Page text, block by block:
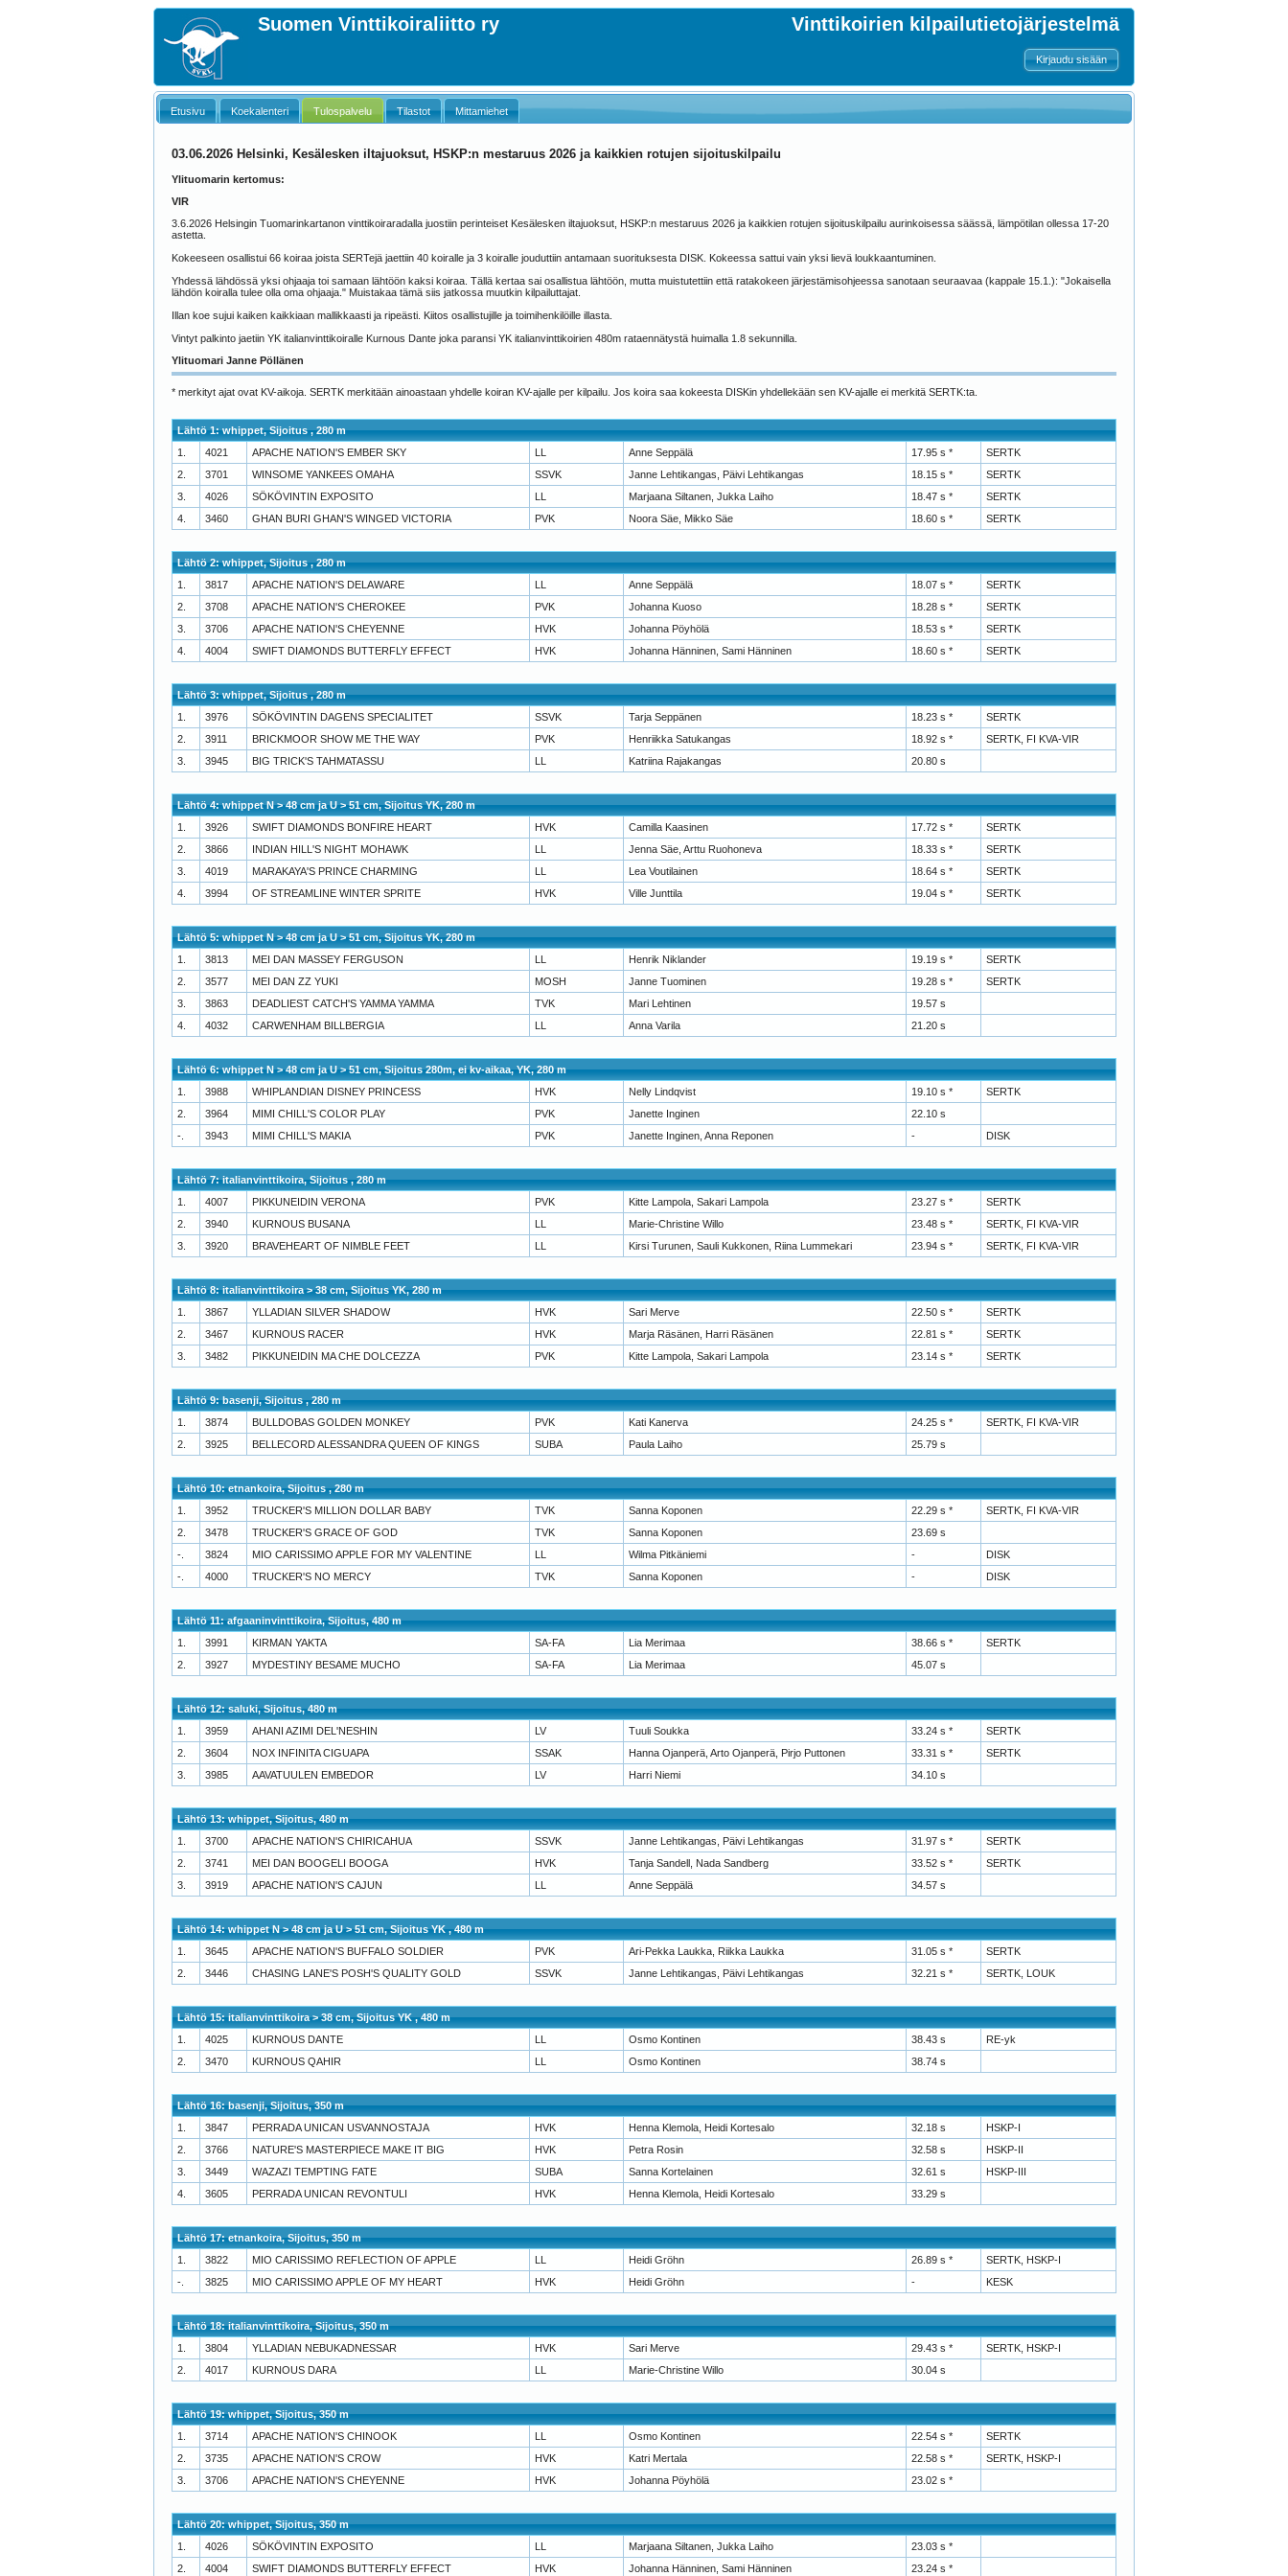
Suomen Vinttikoiraliitto ry Vinttikoirien kilpailutietojärjestelmä
Kirjaudu sisään
Etusivu Koekalenteri Tulospalvelu Tilastot Mittamiehet
03.06.2026 Helsinki, Kesälesken iltajuoksut, HSKP:n mestaruus 2026 ja kaikkien rotujen sijoituskilpailu
Ylituomarin kertomus:
VIR
3.6.2026 Helsingin Tuomarinkartanon vinttikoiraradalla juostiin perinteiset Kesälesken iltajuoksut, HSKP:n mestaruus 2026 ja kaikkien rotujen sijoituskilpailu aurinkoisessa säässä, lämpötilan ollessa 17-20
astetta.
Kokeeseen osallistui 66 koiraa joista SERTejä jaettiin 40 koiralle ja 3 koiralle jouduttiin antamaan suorituksesta DISK. Kokeessa sattui vain yksi lievä loukkaantuminen.
Yhdessä lähdössä yksi ohjaaja toi samaan lähtöön kaksi koiraa. Tällä kertaa sai osallistua lähtöön, mutta muistutettiin että ratakokeen järjestämisohjeessa sanotaan seuraavaa (kappale 15.1.): "Jokaisella
lähdön koiralla tulee olla oma ohjaaja." Muistakaa tämä siis jatkossa muutkin kilpailuttajat.
Illan koe sujui kaiken kaikkiaan mallikkaasti ja ripeästi. Kiitos osallistujille ja toimihenkilöille illasta.
Vintyt palkinto jaetiin YK italianvinttikoiralle Kurnous Dante joka paransi YK italianvinttikoirien 480m rataennätystä huimalla 1.8 sekunnilla.
Ylituomari Janne Pöllänen
* merkityt ajat ovat KV-aikoja. SERTK merkitään ainoastaan yhdelle koiran KV-ajalle per kilpailu. Jos koira saa kokeesta DISKin yhdellekään sen KV-ajalle ei merkitä SERTK:ta.
Lähtö 1: whippet, Sijoitus , 280 m
1.
4021 APACHE NATION'S EMBER SKY LL Anne Seppälä 17.95 s *
SERTK
2.
3701 WINSOME YANKEES OMAHA SSVK Janne Lehtikangas, Päivi Lehtikangas 18.15 s *
SERTK
3.
4026 SÖKÖVINTIN EXPOSITO LL Marjaana Siltanen, Jukka Laiho 18.47 s *
SERTK
4.
3460 GHAN BURI GHAN'S WINGED VICTORIA PVK Noora Säe, Mikko Säe 18.60 s * SERTK
Lähtö 2: whippet, Sijoitus , 280 m
1.
3817 APACHE NATION'S DELAWARE LL Anne Seppälä 18.07 s *
SERTK
2.
3708 APACHE NATION'S CHEROKEE PVK Johanna Kuoso 18.28 s *
SERTK
3.
3706 APACHE NATION'S CHEYENNE HVK Johanna Pöyhölä 18.53 s *
SERTK
4.
4004 SWIFT DIAMONDS BUTTERFLY EFFECT HVK Johanna Hänninen, Sami Hänninen 18.60 s * SERTK
Lähtö 3: whippet, Sijoitus , 280 m
1.
3976 SÖKÖVINTIN DAGENS SPECIALITET SSVK Tarja Seppänen 18.23 s *
SERTK
2.
3911 BRICKMOOR SHOW ME THE WAY PVK Henriikka Satukangas 18.92 s *
SERTK, FI KVA-VIR
3.
3945 BIG TRICK'S TAHMATASSU LL Katriina Rajakangas 20.80 s
Lähtö 4: whippet N > 48 cm ja U > 51 cm, Sijoitus YK, 280 m
1.
3926 SWIFT DIAMONDS BONFIRE HEART HVK Camilla Kaasinen 17.72 s *
SERTK
2.
3866 INDIAN HILL'S NIGHT MOHAWK LL Jenna Säe, Arttu Ruohoneva 18.33 s *
SERTK
3.
4019 MARAKAYA'S PRINCE CHARMING LL Lea Voutilainen 18.64 s *
SERTK
4.
3994 OF STREAMLINE WINTER SPRITE HVK Ville Junttila 19.04 s * SERTK
Lähtö 5: whippet N > 48 cm ja U > 51 cm, Sijoitus YK, 280 m
1.
3813 MEI DAN MASSEY FERGUSON LL Henrik Niklander 19.19 s *
SERTK
2.
3577 MEI DAN ZZ YUKI MOSH Janne Tuominen 19.28 s *
SERTK
3.
3863 DEADLIEST CATCH'S YAMMA YAMMA TVK Mari Lehtinen
19.57 s
4.
4032 CARWENHAM BILLBERGIA LL Anna Varila 21.20 s
Lähtö 6: whippet N > 48 cm ja U > 51 cm, Sijoitus 280m, ei kv-aikaa, YK, 280 m
1.
3988 WHIPLANDIAN DISNEY PRINCESS HVK Nelly Lindqvist 19.10 s *
SERTK
2.
3964 MIMI CHILL'S COLOR PLAY PVK Janette Inginen
22.10 s
-.
3943 MIMI CHILL'S MAKIA PVK Janette Inginen, Anna Reponen - DISK
Lähtö 7: italianvinttikoira, Sijoitus , 280 m
1.
4007 PIKKUNEIDIN VERONA PVK Kitte Lampola, Sakari Lampola 23.27 s *
SERTK
2.
3940 KURNOUS BUSANA LL Marie-Christine Willo 23.48 s *
SERTK, FI KVA-VIR
3.
3920 BRAVEHEART OF NIMBLE FEET LL Kirsi Turunen, Sauli Kukkonen, Riina Lummekari 23.94 s * SERTK, FI KVA-VIR
Lähtö 8: italianvinttikoira > 38 cm, Sijoitus YK, 280 m
1.
3867 YLLADIAN SILVER SHADOW HVK Sari Merve 22.50 s *
SERTK
2.
3467 KURNOUS RACER HVK Marja Räsänen, Harri Räsänen 22.81 s *
SERTK
3.
3482 PIKKUNEIDIN MA CHE DOLCEZZA PVK Kitte Lampola, Sakari Lampola 23.14 s * SERTK
Lähtö 9: basenji, Sijoitus , 280 m
1.
3874 BULLDOBAS GOLDEN MONKEY PVK Kati Kanerva 24.25 s *
SERTK, FI KVA-VIR
2.
3925 BELLECORD ALESSANDRA QUEEN OF KINGS SUBA Paula Laiho 25.79 s
Lähtö 10: etnankoira, Sijoitus , 280 m
1.
3952 TRUCKER'S MILLION DOLLAR BABY TVK Sanna Koponen 22.29 s *
SERTK, FI KVA-VIR
2.
3478 TRUCKER'S GRACE OF GOD TVK Sanna Koponen
23.69 s
-.
3824 MIO CARISSIMO APPLE FOR MY VALENTINE LL Wilma Pitkäniemi -
DISK
-.
4000 TRUCKER'S NO MERCY TVK Sanna Koponen - DISK
Lähtö 11: afgaaninvinttikoira, Sijoitus, 480 m
1.
3991 KIRMAN YAKTA SA-FA Lia Merimaa 38.66 s *
SERTK
2.
3927 MYDESTINY BESAME MUCHO SA-FA Lia Merimaa 45.07 s
Lähtö 12: saluki, Sijoitus, 480 m
1.
3959 AHANI AZIMI DEL'NESHIN LV Tuuli Soukka 33.24 s *
SERTK
2.
3604 NOX INFINITA CIGUAPA SSAK Hanna Ojanperä, Arto Ojanperä, Pirjo Puttonen 33.31 s *
SERTK
3.
3985 AAVATUULEN EMBEDOR LV Harri Niemi 34.10 s
Lähtö 13: whippet, Sijoitus, 480 m
1.
3700 APACHE NATION'S CHIRICAHUA SSVK Janne Lehtikangas, Päivi Lehtikangas 31.97 s *
SERTK
2.
3741 MEI DAN BOOGELI BOOGA HVK Tanja Sandell, Nada Sandberg 33.52 s *
SERTK
3.
3919 APACHE NATION'S CAJUN LL Anne Seppälä 34.57 s
Lähtö 14: whippet N > 48 cm ja U > 51 cm, Sijoitus YK , 480 m
1.
3645 APACHE NATION'S BUFFALO SOLDIER PVK Ari-Pekka Laukka, Riikka Laukka 31.05 s *
SERTK
2.
3446 CHASING LANE'S POSH'S QUALITY GOLD SSVK Janne Lehtikangas, Päivi Lehtikangas 32.21 s * SERTK, LOUK
Lähtö 15: italianvinttikoira > 38 cm, Sijoitus YK , 480 m
1.
4025 KURNOUS DANTE LL Osmo Kontinen 38.43 s
RE-yk
2.
3470 KURNOUS QAHIR LL Osmo Kontinen 38.74 s
Lähtö 16: basenji, Sijoitus, 350 m
1.
3847 PERRADA UNICAN USVANNOSTAJA HVK Henna Klemola, Heidi Kortesalo 32.18 s
HSKP-I
2.
3766 NATURE'S MASTERPIECE MAKE IT BIG HVK Petra Rosin 32.58 s
HSKP-II
3.
3449 WAZAZI TEMPTING FATE SUBA Sanna Kortelainen 32.61 s
HSKP-III
4.
3605 PERRADA UNICAN REVONTULI HVK Henna Klemola, Heidi Kortesalo 33.29 s
Lähtö 17: etnankoira, Sijoitus, 350 m
1.
3822 MIO CARISSIMO REFLECTION OF APPLE LL Heidi Gröhn 26.89 s *
SERTK, HSKP-I
-.
3825 MIO CARISSIMO APPLE OF MY HEART HVK Heidi Gröhn - KESK
Lähtö 18: italianvinttikoira, Sijoitus, 350 m
1.
3804 YLLADIAN NEBUKADNESSAR HVK Sari Merve 29.43 s *
SERTK, HSKP-I
2.
4017 KURNOUS DARA LL Marie-Christine Willo 30.04 s
Lähtö 19: whippet, Sijoitus, 350 m
1.
3714 APACHE NATION'S CHINOOK LL Osmo Kontinen 22.54 s *
SERTK
2.
3735 APACHE NATION'S CROW HVK Katri Mertala 22.58 s *
SERTK, HSKP-I
3.
3706 APACHE NATION'S CHEYENNE HVK Johanna Pöyhölä 23.02 s *
Lähtö 20: whippet, Sijoitus, 350 m
1.
4026 SÖKÖVINTIN EXPOSITO LL Marjaana Siltanen, Jukka Laiho
23.03 s *
2.
4004 SWIFT DIAMONDS BUTTERFLY EFFECT HVK Johanna Hänninen, Sami Hänninen 23.24 s *